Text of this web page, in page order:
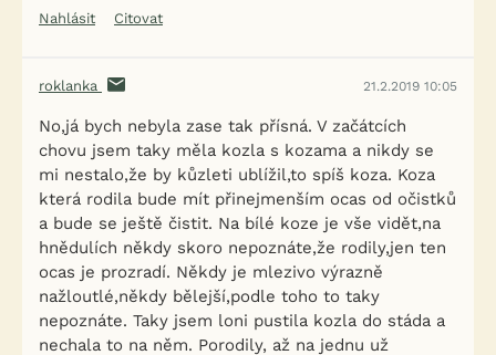
Nahlásit
Citovat
roklanka 21.2.2019 10:05
No,já bych nebyla zase tak přísná. V začátcích
chovu jsem taky měla kozla s kozama a nikdy se
mi nestalo,že by kůzleti ublížil,to spíš koza. Koza
která rodila bude mít přinejmenším ocas od očistků
a bude se ještě čistit. Na bílé koze je vše vidět,na
hnědulích někdy skoro nepoznáte,že rodily,jen ten
ocas je prozradí. Někdy je mlezivo výrazně
nažloutlé,někdy bělejší,podle toho to taky
nepoznáte. Taky jsem loni pustila kozla do stáda a
nechala to na něm. Porodily, až na jednu už